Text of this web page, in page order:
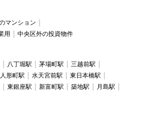
マンション
用
中央区外の投資物件
八丁堀駅 茅場町駅
三越前駅
人形町駅 水天宮前駅
東日本橋駅
東銀座駅 新富町駅 築地駅
月島駅